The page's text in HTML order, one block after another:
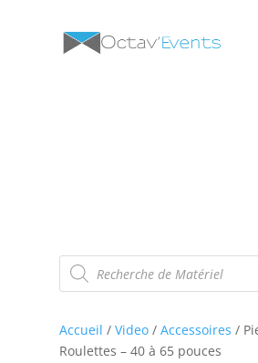
Recherche
de
produits
Accueil / Video/ Accessoires /
Roulettes – 40 à 65 pouces